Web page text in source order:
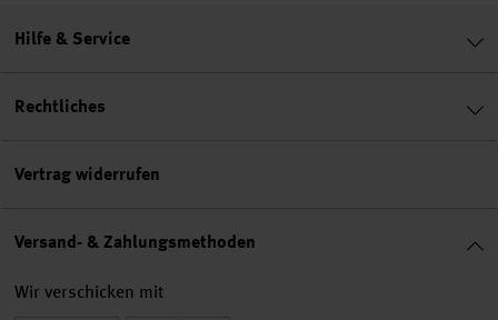
Hilfe & Service
Rechtliches
Vertrag widerrufen
Versand- & Zahlungsmethoden
Wir verschicken mit